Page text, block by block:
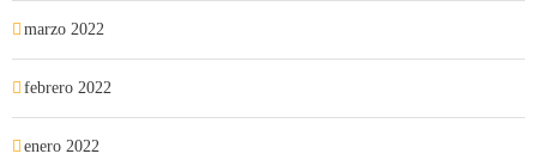
marzo 2022
febrero 2022
enero 2022